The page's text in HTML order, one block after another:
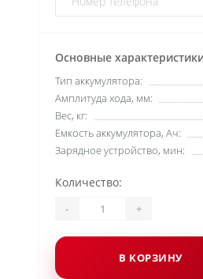
Основные
Тип аккумулятора:
Амплитуда хода, мм:
Вес, кг:
Емкость аккумулятора, Ач:
Зарядное устройство, мин:
Количество:
- +
В КОРЗИНУ